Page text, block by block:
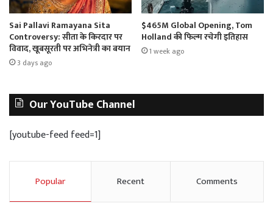
Sai Pallavi Ramayana Sita
Controversy: सीता के किरदार पर
विवाद, खूबसूरती पर अभिनेत्री का बयान
3 days ago
$465M Global Opening, Tom
Holland की फिल्म रचेगी इतिहास
1 week ago
Our YouTube Channel
[youtube-feed feed=1]
Popular Recent Comments